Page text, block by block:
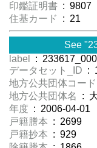
印鑑証明書 : 9807
住基カード
: 21
See
label
:
データセット_ID :
地方公共団体コード
地方公共団体名
:
年度 : 2006-04-01
戸籍謄本 : 2699
戸籍抄本 : 929